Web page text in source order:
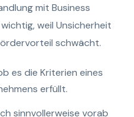
mit Business
weil Unsicherheit
schwächt.
es die Kriterien eines
erfüllt.
sinnvollerweise vorab